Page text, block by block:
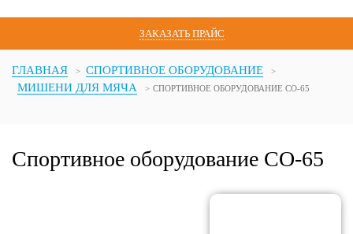
ЗАКАЗАТЬ ПРАЙС
ГЛАВНАЯ
СПОРТИВНОЕ ОБОРУДОВАНИЕ
МИШЕНИ ДЛЯ МЯЧА
СПОРТИВНОЕ ОБОРУДОВАНИЕ СО-65
Спортивное оборудование СО-65